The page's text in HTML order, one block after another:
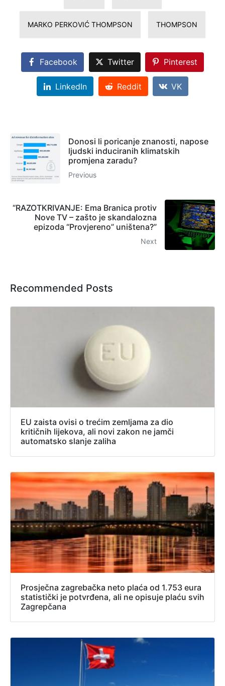
MARKO PERKOVIĆ THOMPSON THOMPSON
Facebook Twitter Pinterest
LinkedIn Reddit VK
Donosi li poricanje znanosti, napose
ljudski induciranih klimatskih
promjena zaradu?
Previous
“RAZOTKRIVANJE: Ema Branica protiv
Nove TV – zašto je skandalozna
epizoda “Provjereno” uništena?”
Next
Recommended Posts
EU zaista ovisi o trećim zemljama za dio
kritičnih lijekova, ali novi zakon ne jamči
automatsko slanje zaliha
Prosječna zagrebačka neto plaća od 1.753 eura
statistički je potvrđena, ali ne opisuje plaću svih
Zagrepčana